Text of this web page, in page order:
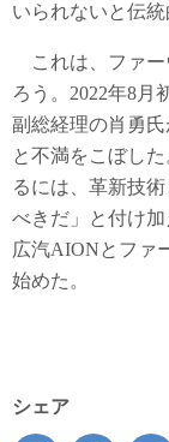
いられないと伝
これは、ファー
ろう。2022年8月
副総経理の肖勇氏
と不満をこぼし
るには、革新技
べきだ」と付け加
広汽AIONとファ
始めた。
シェア